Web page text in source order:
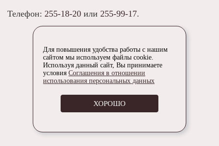
Телефон: 255-18-20 или 255-99-17.
Для повышения удобства работы с нашим
сайтом мы используем файлы cookie.
Используя данный сайт, Вы принимаете
условияСоглашения в отношении
использования персональных данных
ХОРОШО